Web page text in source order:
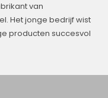
van
Het jonge bedrijf wist
producten succesvol